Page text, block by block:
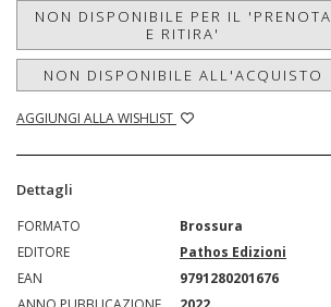
NON DISPONIBILE PER IL 'PRENOTA
E RITIRA'
NON DISPONIBILE ALL'ACQUISTO
AGGIUNGI ALLA WISHLIST
Dettagli
FORMATO
Brossura
EDITORE
Pathos Edizioni
EAN
9791280201676